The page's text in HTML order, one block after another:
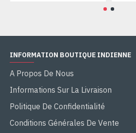
INFORMATION BOUTIQUE INDIENNE
A Propos De Nous
Informations Sur La Livraison
Politique De Confidentialité
Conditions Générales De Vente